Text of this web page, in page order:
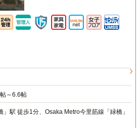
～6.6帖
駅 徒歩1分、Osaka Metro今里筋線「緑橋」